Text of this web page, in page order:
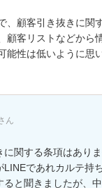
、顧客引き抜きに関
顧客リストなどから
能性は低いように思
ん
関する条項はありま
LINEであれカルテ持